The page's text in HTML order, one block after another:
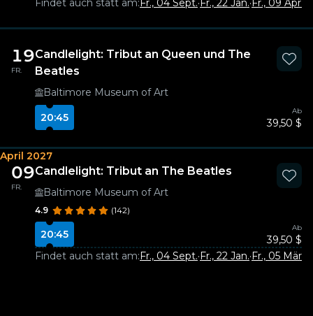
Findet auch statt am:Fr., 04 Sept.·Fr., 22 Jan.·Fr., 09 Apr.
19
FR.
Candlelight: Tribut an Queen und The
Beatles
Baltimore Museum of Art
20:45
Ab
39,50 $
April 2027
09
FR.
Candlelight: Tribut an The Beatles
Baltimore Museum of Art
4.9 (142)
20:45
Ab
39,50 $
Findet auch statt am:Fr., 04 Sept.·Fr., 22 Jan.·Fr., 05 März